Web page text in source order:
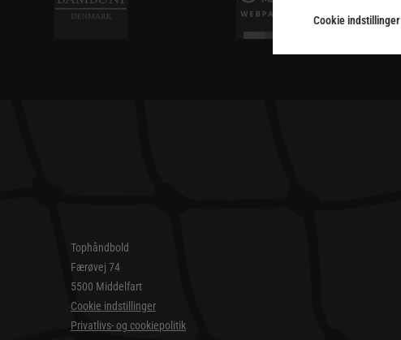
Tophåndbold
Færøvej 74
5500 Middelfart
Cookie indstillinger
Privatlivs- og cookiepolitik
Cookie indstillinger